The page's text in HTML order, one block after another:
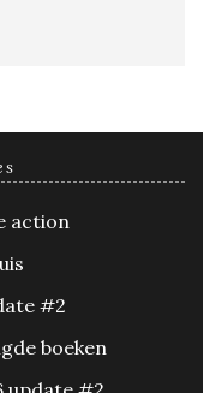
action
#2
boeken